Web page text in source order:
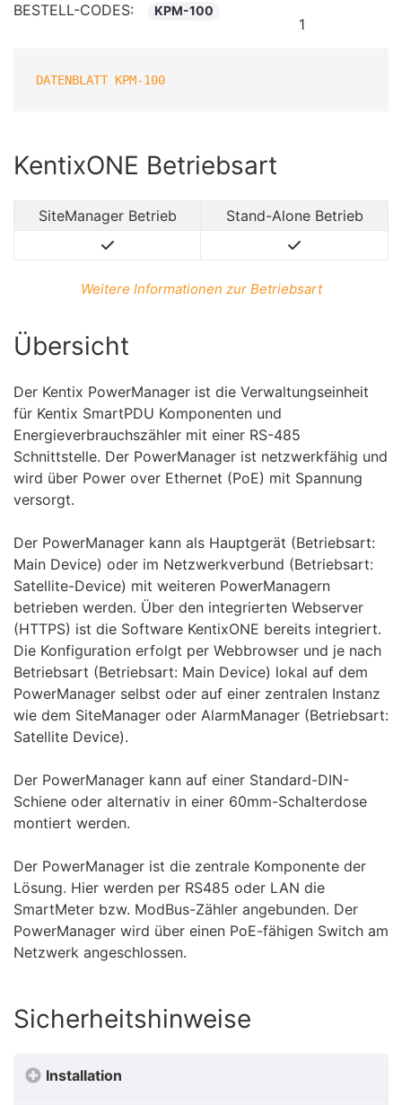
BESTELL-CODES: KPM-100
1
DATENBLATT KPM-100
KentixONE Betriebsart
SiteManager Betrieb Stand-Alone Betrieb
Weitere Informationen zur Betriebsart
Übersicht
Der Kentix PowerManager ist die Verwaltungseinheit
für Kentix SmartPDU Komponenten und
Energieverbrauchszähler mit einer RS-485
Schnittstelle. Der PowerManager ist netzwerkfähig und
wird über Power over Ethernet (PoE) mit Spannung
versorgt.
Der PowerManager kann als Hauptgerät (Betriebsart:
Main Device) oder im Netzwerkverbund (Betriebsart:
Satellite-Device) mit weiteren PowerManagern
betrieben werden. Über den integrierten Webserver
(HTTPS) ist die Software KentixONE bereits integriert.
Die Konfiguration erfolgt per Webbrowser und je nach
Betriebsart (Betriebsart: Main Device) lokal auf dem
PowerManager selbst oder auf einer zentralen Instanz
wie dem SiteManager oder AlarmManager (Betriebsart:
Satellite Device).
Der PowerManager kann auf einer Standard-DIN-
Schiene oder alternativ in einer 60mm-Schalterdose
montiert werden.
Der PowerManager ist die zentrale Komponente der
Lösung. Hier werden per RS485 oder LAN die
SmartMeter bzw. ModBus-Zähler angebunden. Der
PowerManager wird über einen PoE-fähigen Switch am
Netzwerk angeschlossen.
Sicherheitshinweise
Installation